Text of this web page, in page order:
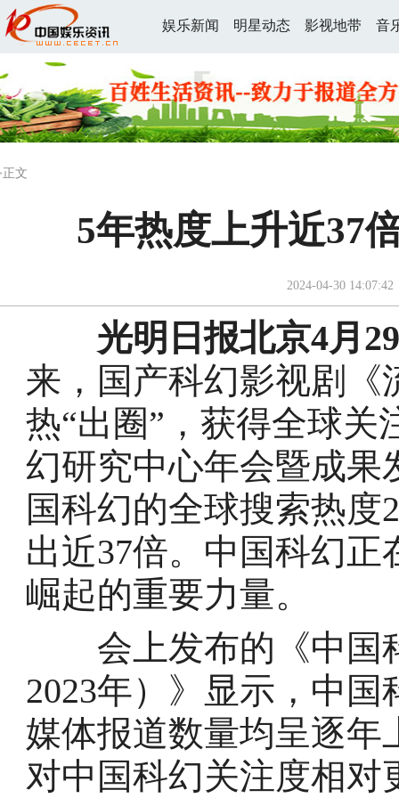
娱乐新闻 明星动态 影视地带 音
文
5年热度上升近37
2024-04-30 14:07:42
光明日报北京4月29
来，国产科幻影视剧《
热“出圈”，获得全球关
幻研究中心年会暨成果
国科幻的全球搜索热度
出近37倍。中国科幻正
崛起的重要力量。
会上发布的《中国
2023年）》显示，中
媒体报道数量均呈逐年
对中国科幻关注度相对